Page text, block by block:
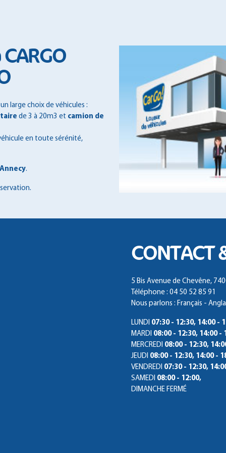
large choix de véhicules :
de 3 à 20m3 et camion de
en toute sérénité,
.
CONTACT
5 Bis Avenue de Chevêne,
Téléphone : 04 50 52 85 91
Nous parlons : Français -
LUNDI 07:30 - 12:30, 14:00 -
MARDI 08:00 - 12:30, 14:00 -
MERCREDI 08:00 - 12:30,
JEUDI 08:00 - 12:30, 14:00 -
VENDREDI 07:30 - 12:30,
SAMEDI 08:00 - 12:00,
DIMANCHE FERMÉ